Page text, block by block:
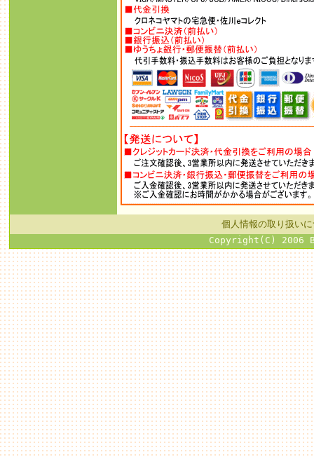
個人情報の取り扱い
Copyright(C) 2006